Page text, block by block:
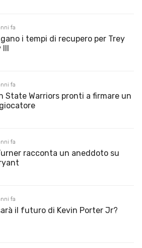
fa
i tempi di recupero per Trey
III
fa
State Warriors pronti a firmare un
fa
racconta un aneddoto su
fa
il futuro di Kevin Porter Jr?